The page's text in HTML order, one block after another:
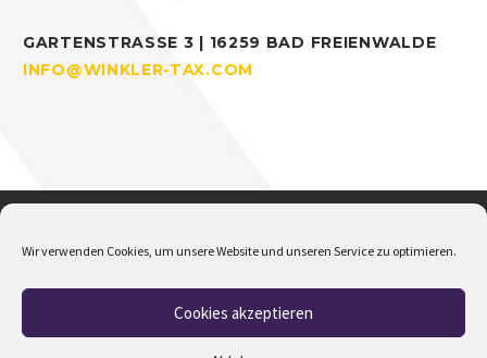
Wir verwenden Cookies, um unsere Website und unseren Service zu optimieren.
Cookies akzeptieren
GARTENSTRASSE 3 | 16259 BAD FREIENWALDE
INFO@WINKLER-TAX.COM
Datenschutz